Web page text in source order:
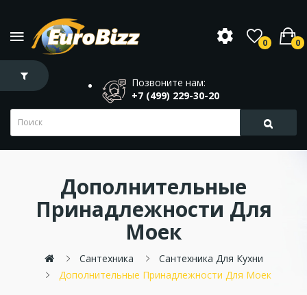
0 0
Позвоните нам:
+7 (499) 229-30-20
Дополнительные
Принадлежности Для
Моек
Сантехника
Сантехника Для Кухни
Дополнительные Принадлежности Для Моек